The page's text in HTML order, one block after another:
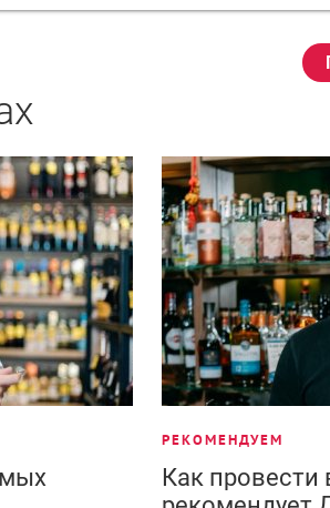
РЕКОМЕНДУЕМ
Как провести